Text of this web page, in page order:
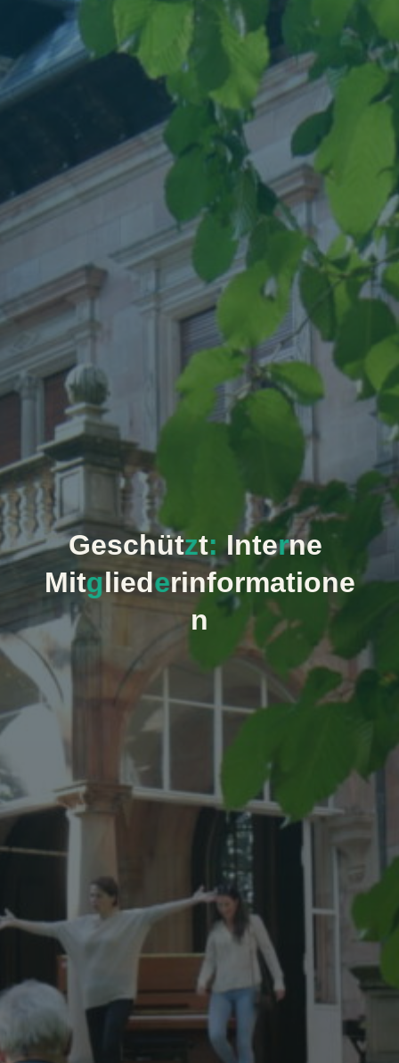
Geschützt: Interne
Mitgliederinformatione
n